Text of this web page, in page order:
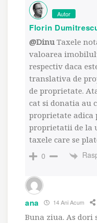
Autor
Florin
@Dinu Taxele
valoarea
respectiv daca
translativa de
de proprietate.
cat si donatia au
proprietate adica
proprietatii de la
taxele care se
0
ana 14 Ani Acum
Buna ziua. As dori